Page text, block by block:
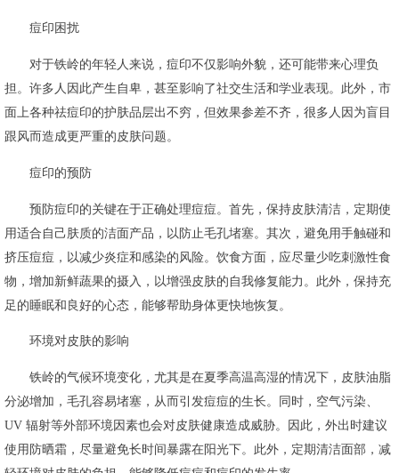
痘印困扰
对于铁岭的年轻人来说，痘印不仅影响外貌，还可能带来心理负
担。许多人因此产生自卑，甚至影响了社交生活和学业表现。此外，市
面上各种祛痘印的护肤品层出不穷，但效果参差不齐，很多人因为盲目
跟风而造成更严重的皮肤问题。
痘印的预防
预防痘印的关键在于正确处理痘痘。首先，保持皮肤清洁，定期使
用适合自己肤质的洁面产品，以防止毛孔堵塞。其次，避免用手触碰和
挤压痘痘，以减少炎症和感染的风险。饮食方面，应尽量少吃刺激性食
物，增加新鲜蔬果的摄入，以增强皮肤的自我修复能力。此外，保持充
足的睡眠和良好的心态，能够帮助身体更快地恢复。
环境对皮肤的影响
铁岭的气候环境变化，尤其是在夏季高温高湿的情况下，皮肤油脂
分泌增加，毛孔容易堵塞，从而引发痘痘的生长。同时，空气污染、
UV 辐射等外部环境因素也会对皮肤健康造成威胁。因此，外出时建议
使用防晒霜，尽量避免长时间暴露在阳光下。此外，定期清洁面部，减